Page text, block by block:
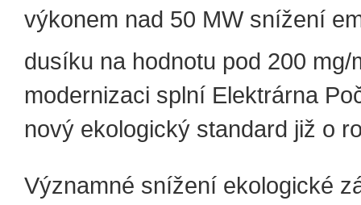
výkonem nad 50 MW snížení
dusíku na hodnotu pod 200 mg/
modernizaci splní Elektrárna
nový ekologický standard již o
Významné snížení ekologické